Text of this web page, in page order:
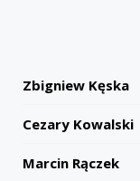
Zbigniew Kęska
Cezary Kowalski
Marcin Rączek